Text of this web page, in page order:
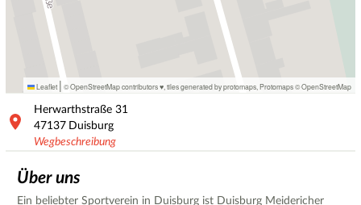
Leaflet | © OpenStreetMap contributors ♥, tiles generated by protomaps Protomaps©OpenStreetMap
Herwarthstraße 31
47137 Duisburg
Wegbeschreibung
Über uns
Ein beliebter Sportverein in Duisburg ist Duisburg Meidericher